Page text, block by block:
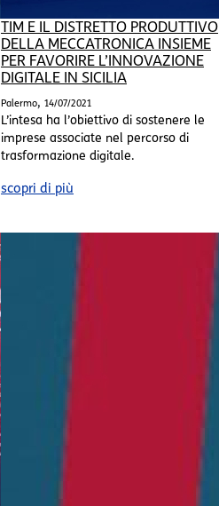
TIM E IL DISTRETTO PRODUTTIVO
DELLA MECCATRONICA INSIEME
PER FAVORIRE L’INNOVAZIONE
DIGITALE IN SICILIA
Palermo, 14/07/2021
L’intesa ha l’obiettivo di sostenere le
imprese associate nel percorso di
trasformazione digitale.
scopri di più